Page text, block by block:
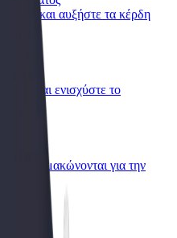
και αυξήστε τα κέρδη
Bolt και ενισχύστε το
κλιμακώνονται για την